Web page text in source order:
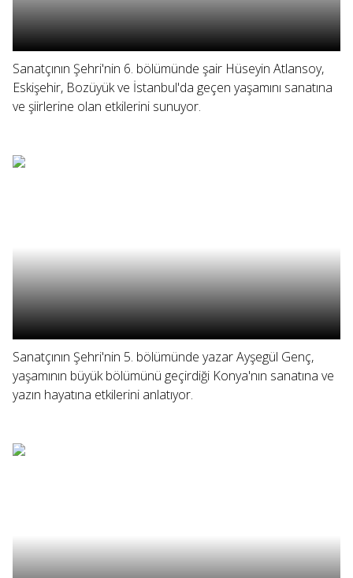
Sanatçının Şehri'nin 6. bölümünde şair Hüseyin Atlansoy,
Eskişehir, Bozüyük ve İstanbul'da geçen yaşamını sanatına
ve şiirlerine olan etkilerini sunuyor.
Sanatçının Şehri'nin 5. bölümünde yazar Ayşegül Genç,
yaşamının büyük bölümünü geçirdiği Konya'nın sanatına ve
yazın hayatına etkilerini anlatıyor.